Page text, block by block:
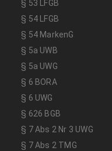
§ 53 LFGB
§ 54 LFGB
§ 54 MarkenG
§ 5a UWB
§ 5a UWG
§ 6 BORA
§ 6 UWG
§ 626 BGB
§ 7 Abs 2 Nr 3 UWG
§ 7 Abs 2 TMG